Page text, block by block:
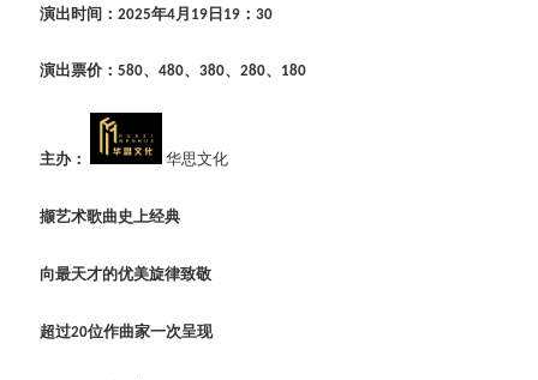
演出时间： 2025年4月 19 日 19 ： 30
演出票价： 580、 480、 380、 280、 180
主办： 华思文化
撷艺术歌曲史上经典
向最天才的优美旋律致敬
超过20位作曲家一次呈现